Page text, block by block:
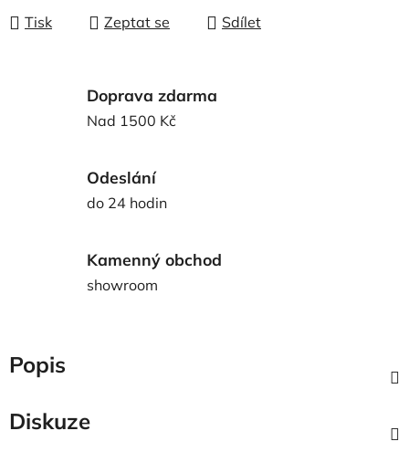
Tisk Zeptat se Sdílet
Doprava zdarma
Nad 1500 Kč
Odeslání
do 24 hodin
Kamenný obchod
showroom
Popis
Diskuze